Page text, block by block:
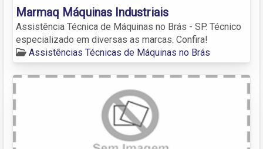
Marmaq Máquinas Industriais
Assistência Técnica de Máquinas no Brás - SP. Técnico
especializado em diversas as marcas. Confira!
Assistências Técnicas de Máquinas no Brás